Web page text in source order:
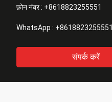
फ़ोन नंबर : +8618823255551
WhatsApp : +8618823255551
संपर्क करें